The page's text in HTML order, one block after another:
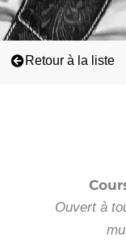
Retour à la liste
Ouvert à